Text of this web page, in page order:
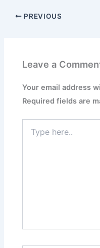
PREVIOUS
Leave a
Your email address
Required fields are
here..